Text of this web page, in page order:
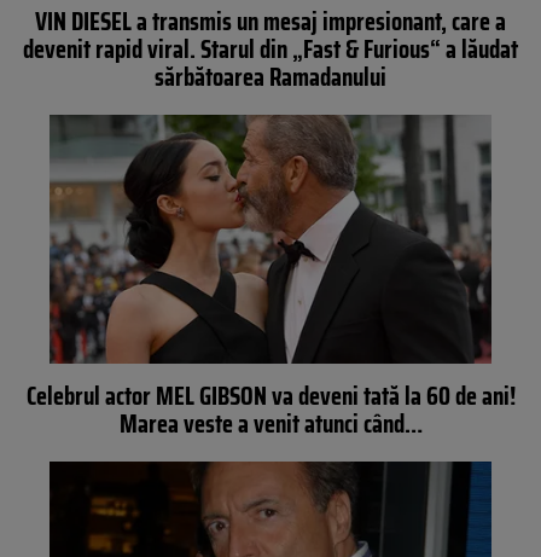
VIN DIESEL a transmis un mesaj impresionant, care a
devenit rapid viral. Starul din „Fast & Furious“ a lăudat
sărbătoarea Ramadanului
Celebrul actor MEL GIBSON va deveni tată la 60 de ani!
Marea veste a venit atunci când…